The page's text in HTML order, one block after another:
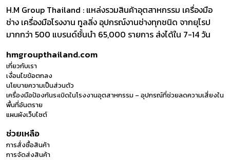
H.M Group Thailand : แหล่งรวมสินค้าอุตสาหกรรม เครื่องมือ
ช่าง เครื่องมือโรงงาน ทูลลิ่ง อุปกรณ์งานช่างทุกชนิด จากยุโรป
มากกว่า 500 แบรนด์ชั้นนำ 65,000 รายการ ส่งได้ใน 7-14 วัน
hmgroupthailand.com
เกี่ยวกับเรา
เงื่อนไขข้อตกลง
นโยบายความเป็นส่วนตัว
เครื่องมือป้องกันระเบิดในโรงงานอุตสาหกรรม – อุปกรณ์ที่ช่วยลดความเสี่ยงใน
พื้นที่อันตราย
แผนผังเว็บไซต์
ช่วยเหลือ
การสั่งซื้อสินค้า
การจัดส่งสินค้า